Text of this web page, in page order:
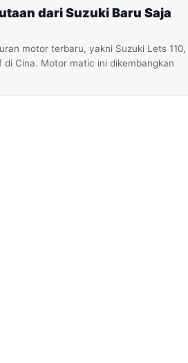
dari Suzuki Baru Saja
motor terbaru, yakni Suzuki Lets 110,
Cina. Motor matic ini dikembangkan